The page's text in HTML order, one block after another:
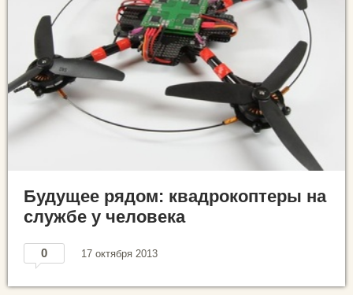
Будущее рядом: квадрокоптеры на
службе у человека
0 17 октября 2013